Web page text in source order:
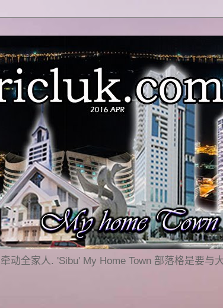
动全家人. 'Sibu' My Home Town 部落格是要与